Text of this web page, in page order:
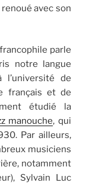
avec son
parle
notre langue
de
français et de
étudié la
manouche, qui
Par ailleurs,
musiciens
notamment
Sylvain Luc